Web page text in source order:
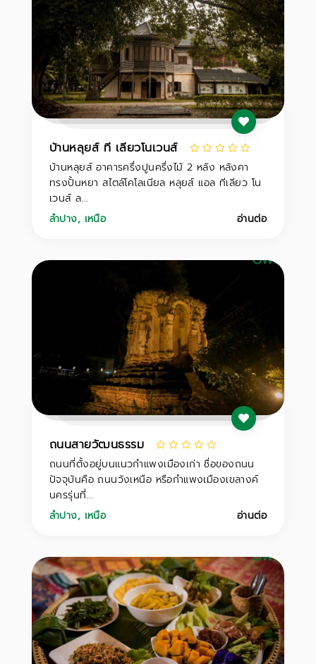
บ้านหลุยส์ ที เลียวโนเวนส์
บ้านหลุยส์ อาคารครึ่งปูนครึ่งไม้ 2 หลัง หลังคา
ทรงปั้นหยา สไตล์โคโลเนียล หลุยส์ แอล ทีเลียว โน
เวนส์ ล...
ลำปาง, เหนือ อ่านต่อ
ถนนสายวัฒนธรรม
ถนนที่ตั้งอยู่บนแนวกำแพงเมืองเก่า ชื่อของถนน
ปัจจุบันคือ ถนนวังเหนือ หรือกำแพงเมืองเขลางค์
นครรุ่นที่...
ลำปาง, เหนือ อ่านต่อ